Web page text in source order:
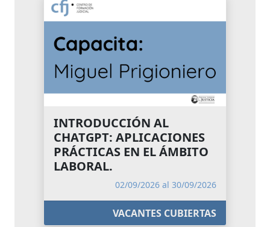
INTRODUCCIÓN AL
CHATGPT: APLICACIONES
PRÁCTICAS EN EL ÁMBITO
LABORAL.
02/09/2026 al 30/09/2026
VACANTES CUBIERTAS